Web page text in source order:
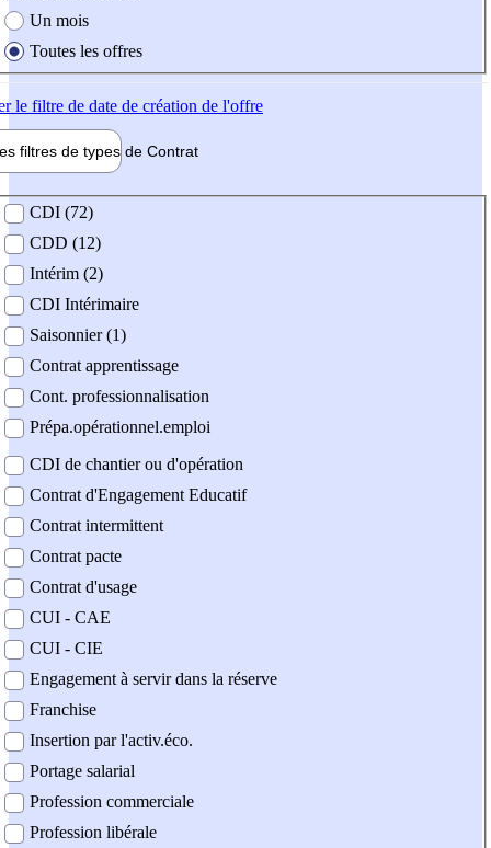
Un mois
Toutes les offres
le filtre de date de création de l'offre
filtres de types de Contrat
contrat
CDI (72)
CDD (12)
Intérim (2)
CDI Intérimaire
Saisonnier (1)
Contrat apprentissage
Cont. professionnalisation
Prépa.opérationnel.emploi
CDI de chantier ou d'opération
Contrat d'Engagement Educatif
Contrat intermittent
Contrat pacte
Contrat d'usage
CUI - CAE
CUI - CIE
Engagement à servir dans la réserve
Franchise
Insertion par l'activ.éco.
Portage salarial
Profession commerciale
Profession libérale